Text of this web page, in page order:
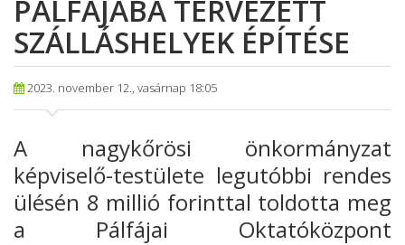
PÁLFÁJÁBA TERVEZETT
SZÁLLÁSHELYEK ÉPÍTÉSE
2023. november 12., vasárnap 18:05
A nagykőrösi önkormányzat
képviselő-testülete legutóbbi rendes
ülésén 8 millió forinttal toldotta meg
a Pálfájai Oktatóközpont